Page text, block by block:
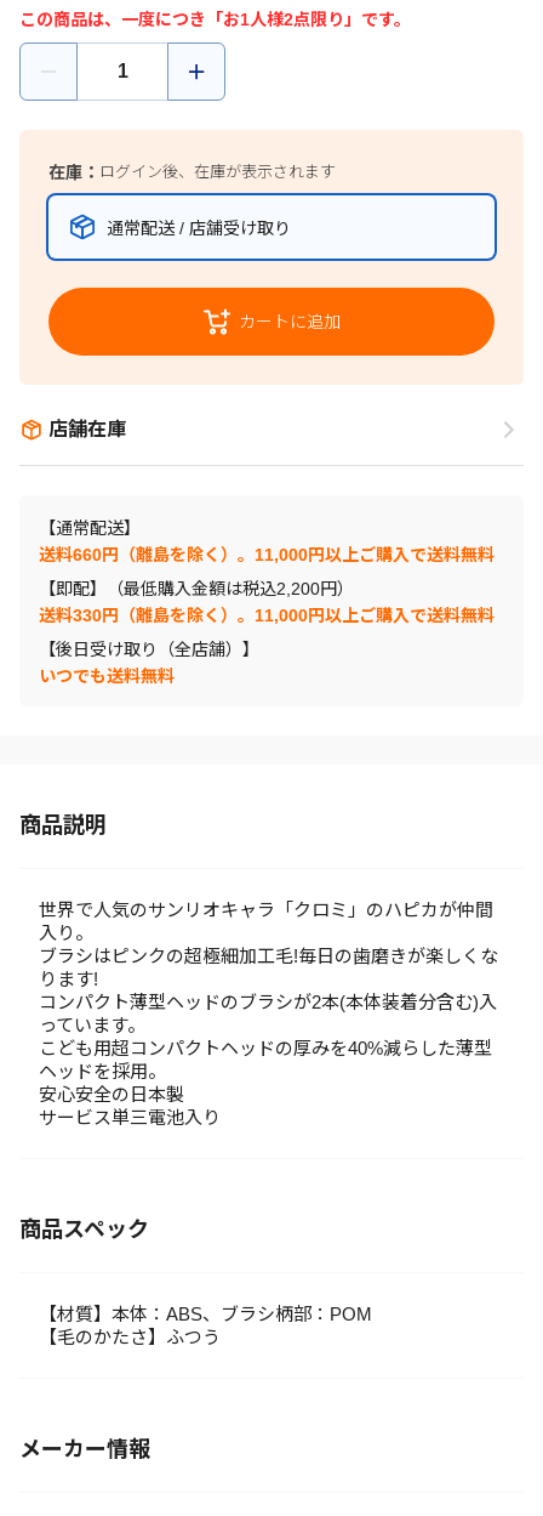
この商品は、一度につき「お1人様2点限り」です。
在庫： ログイン後、在庫が表示されます
通常配送 / 店舗受け取り
カートに追加
店舗在庫
【通常配送】
送料660円（離島を除く）。11,000円以上ご購入で送料無料
【即配】（最低購入金額は税込2,200円）
送料330円（離島を除く）。11,000円以上ご購入で送料無料
【後日受け取り（全店舗）】
いつでも送料無料
商品説明
世界で人気のサンリオキャラ「クロミ」のハピカが仲間
入り。
ブラシはピンクの超極細加工毛!毎日の歯磨きが楽しくな
ります!
コンパクト薄型ヘッドのブラシが2本(本体装着分含む)入
っています。
こども用超コンパクトヘッドの厚みを40%減らした薄型
ヘッドを採用。
安心安全の日本製
サービス単三電池入り
商品スペック
【材質】本体：ABS、ブラシ柄部：POM
【毛のかたさ】ふつう
メーカー情報